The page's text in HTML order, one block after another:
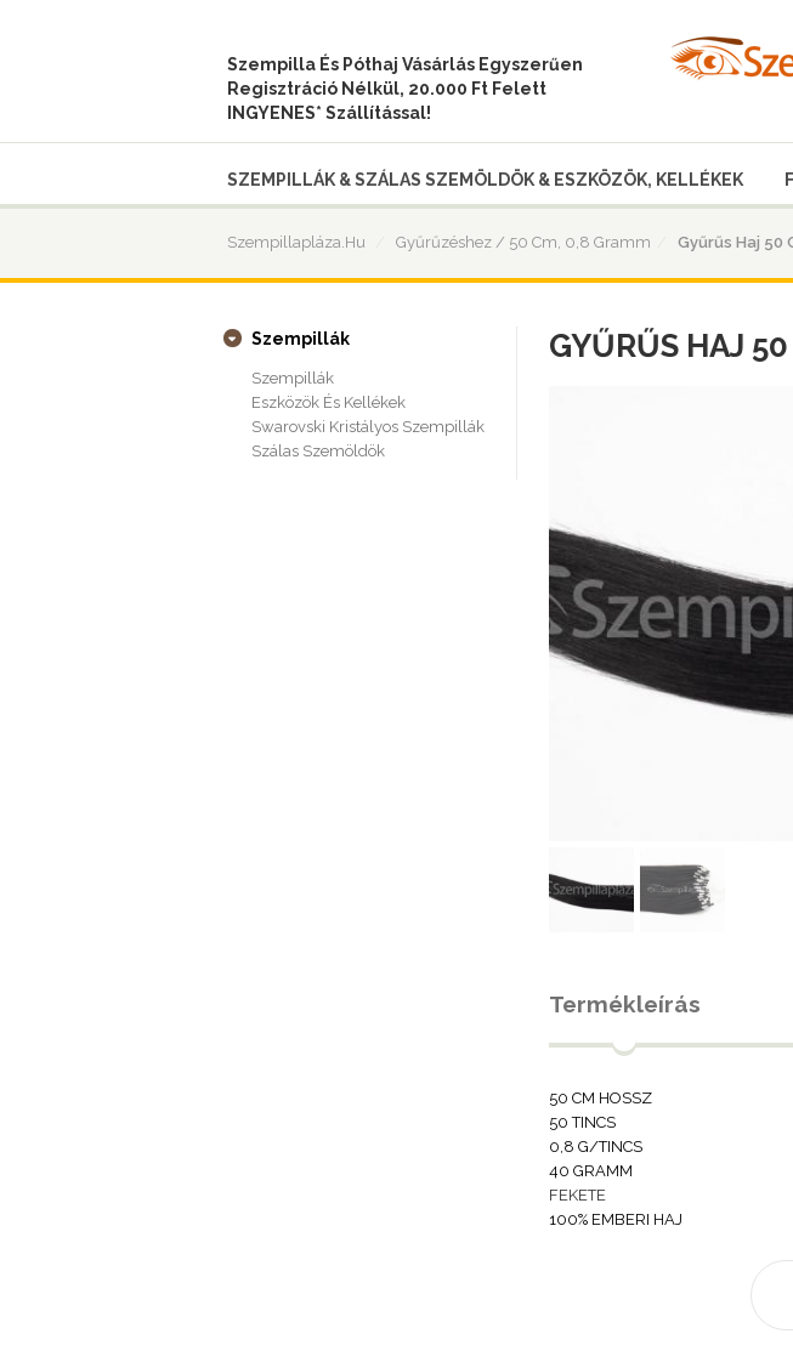
Szempilla És Póthaj Vásárlás Egyszerűen
Regisztráció Nélkül, 20.000 Ft Felett
INGYENES* Szállítással!
SZEMPILLÁK & SZÁLAS SZEMÖLDÖK & ESZKÖZÖK, KELLÉKEK
Szempillapláza.hu Gyűrűzéshez / 50 Cm, 0,8 Gramm Gyűrűs Haj 50
Szempillák
Szempillák
Eszközök És Kellékek
Swarovski Kristályos Szempillák
Szálas Szemöldök
GYŰRŰS HAJ
Termékleírás
50 CM HOSSZ
50 TINCS
0,8 G/TINCS
40 GRAMM
FEKETE
100% EMBERI HAJ